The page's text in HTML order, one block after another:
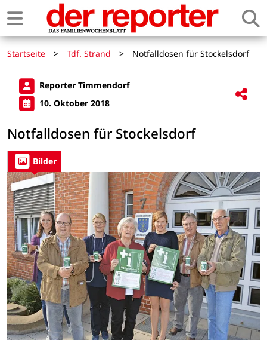
Startseite > Tdf. Strand > Notfalldosen für Stockelsdorf
Reporter Timmendorf
10. Oktober 2018
Notfalldosen für Stockelsdorf
Bilder